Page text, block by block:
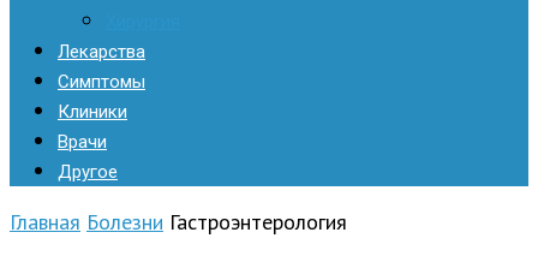
Лекарства
Симптомы
Клиники
Врачи
Другое
Главная Болезни Гастроэнтерология